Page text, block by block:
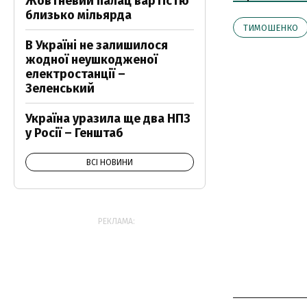
ТИМОШЕНКО
близько мільярда
В Україні не залишилося
жодної неушкодженої
електростанції –
Зеленський
Україна уразила ще два НПЗ
у Росії – Генштаб
ВСІ НОВИНИ
РЕКЛАМА: